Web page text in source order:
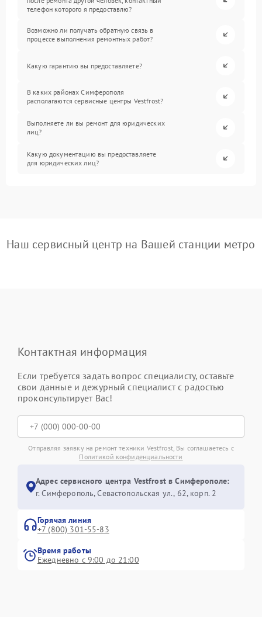
телефон которого я предоставлю?
Возможно ли получать обратную связь в
процессе выполнения ремонтных работ?
Какую гарантию вы предоставляете?
В каких районах Симферополя
располагаются сервисные центры Vestfrost?
Выполняете ли вы ремонт для юридических
лиц?
Какую документацию вы предоставляете
для юридических лиц?
Наш сервисный центр на Вашей станции метро
Контактная информация
Если требуется задать вопрос специалисту, оставьте
свои данные и дежурный специалист с радостью
проконсультирует Вас!
Отправляя заявку на ремонт техники Vestfrost, Вы соглашаетесь с
Политикой конфиденциальности
Адрес сервисного центра Vestfrost в Симферополе:
г. Симферополь, Севастопольская ул., 62, корп. 2
Горячая линия
+7 (800) 301-55-83
Время работы
Ежедневно с 9:00 до 21:00